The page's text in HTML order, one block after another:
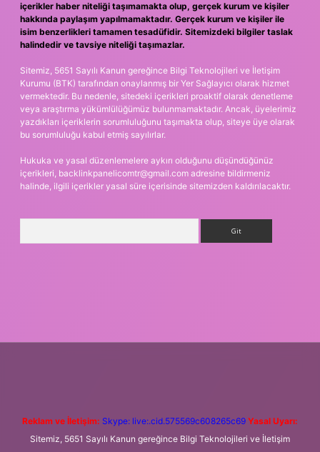
içerikler haber niteliği taşımamakta olup, gerçek kurum ve kişiler
hakkında paylaşım yapılmamaktadır. Gerçek kurum ve kişiler ile
isim benzerlikleri tamamen tesadüfidir. Sitemizdeki bilgiler taslak
halindedir ve tavsiye niteliği taşımazlar.
Sitemiz, 5651 Sayılı Kanun gereğince Bilgi Teknolojileri ve İletişim
Kurumu (BTK) tarafından onaylanmış bir Yer Sağlayıcı olarak hizmet
vermektedir. Bu nedenle, sitedeki içerikleri proaktif olarak denetleme
veya araştırma yükümlülüğümüz bulunmamaktadır. Ancak, üyelerimiz
yazdıkları içeriklerin sorumluluğunu taşımakta olup, siteye üye olarak
bu sorumluluğu kabul etmiş sayılırlar.
Hukuka ve yasal düzenlemelere aykırı olduğunu düşündüğünüz
içerikleri, backlinkpanelicomtr@gmail.com adresine bildirmeniz
halinde, ilgili içerikler yasal süre içerisinde sitemizden kaldırılacaktır.
Reklam ve İletişim: Skype: live:.cid.575569c608265c69 Yasal Uyarı:
Sitemiz, 5651 Sayılı Kanun gereğince Bilgi Teknolojileri ve İletişim